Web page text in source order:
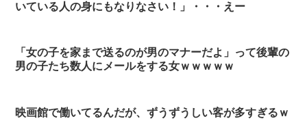
いている人の身にもなりなさい！」・・・えー
「女の子を家まで送るのが男のマナーだよ」って後輩の
男の子たち数人にメールをする女ｗｗｗｗｗ
映画館で働いてるんだが、ずうずうしい客が多すぎるｗ